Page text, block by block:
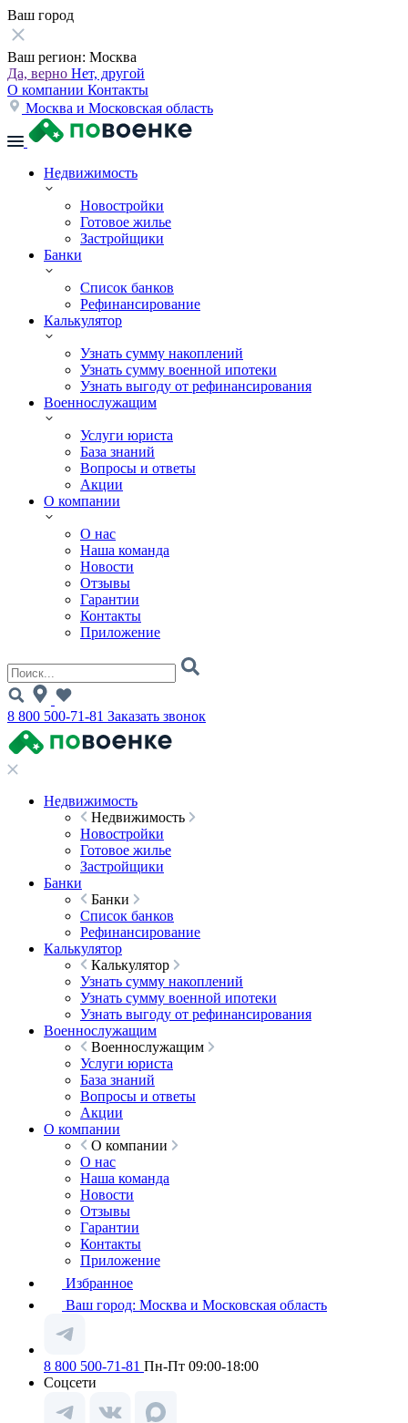
Ваш город
Ваш регион: Москва
Да, верно Нет, другой
О компании Контакты
Москва и Московская область
Недвижимость
Новостройки
Готовое жилье
Застройщики
Банки
Список банков
Рефинансирование
Калькулятор
Узнать сумму накоплений
Узнать сумму военной ипотеки
Узнать выгоду от рефинансирования
Военнослужащим
Услуги юриста
База знаний
Вопросы и ответы
Акции
О компании
О нас
Наша команда
Новости
Отзывы
Гарантии
Контакты
Приложение
8 800 500-71-81 Заказать звонок
Недвижимость
Недвижимость
Новостройки
Готовое жилье
Застройщики
Банки
Банки
Список банков
Рефинансирование
Калькулятор
Калькулятор
Узнать сумму накоплений
Узнать сумму военной ипотеки
Узнать выгоду от рефинансирования
Военнослужащим
Военнослужащим
Услуги юриста
База знаний
Вопросы и ответы
Акции
О компании
О компании
О нас
Наша команда
Новости
Отзывы
Гарантии
Контакты
Приложение
Избранное
Ваш город: Москва и Московская область
8 800 500-71-81 Пн-Пт 09:00-18:00
Соцсети